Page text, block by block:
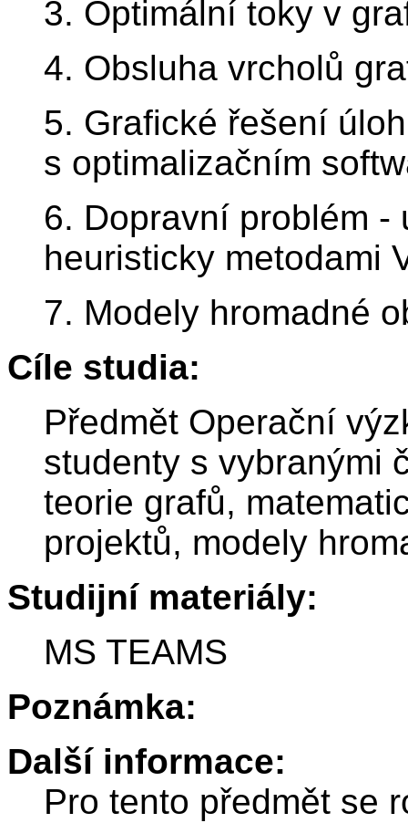
3. Optimální toky v
4. Obsluha vrcholů
5. Grafické řešení
s optimalizačním
6. Dopravní problém
heuristicky metodami
7. Modely hromadné
Cíle studia:
Předmět Operační
studenty s vybranými
teorie grafů,
projektů, modely
Studijní materiály:
MS TEAMS
Poznámka:
Další informace:
Pro tento předmět se